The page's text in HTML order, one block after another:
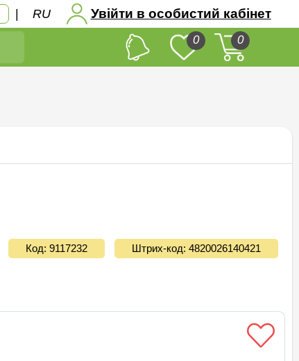
| RU Увійти в особистий кабінет
0 0
Код: 9117232 Штрих-код: 4820026140421